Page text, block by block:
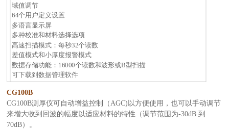
域值调节
64个用户定义设置
多语言显示屏
多种校准和材料选择选项
高速扫描模式：每秒32个读数
差值模式和小厚度报警模式
数据存储功能：16000个读数和波形或B型扫描
可下载到数据管理软件
CG100B
CG100B测厚仪可自动增益控制（AGC)以方便使用，也可以手动调节
来增大收到回波的幅度以适应材料的特性（调节范围为-30dB 到
70dB）。